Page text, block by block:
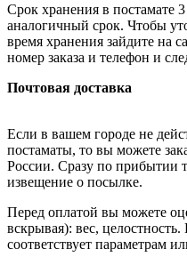
Срок хранения в постамате
аналогичный срок. Чтобы
время хранения зайдите на
номер заказа и телефон и
Почтовая доставка
Если в вашем городе не
постаматы, то вы можете
России. Сразу по прибытии
извещение о посылке.
Перед оплатой вы можете
вскрывая): вес,
соответствует параметрам